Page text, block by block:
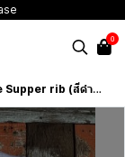
0
กคอกลมผลิตจากผ้าฝ้าย 100% ให้ความรู้สึกนุ่มฟู เบาสบาย เป็นมิตรต่อผิวกาย ระบายอากาศดีไม่เหนียวติดตัว